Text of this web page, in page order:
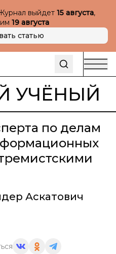
выйдет 15 августа,
19 августа
статью
УЧЁНЫЙ
по делам
Аскатович